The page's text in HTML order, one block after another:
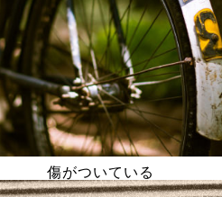
傷がついている